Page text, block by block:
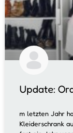
Update:
m letzten Jahr
Kleiderschrank